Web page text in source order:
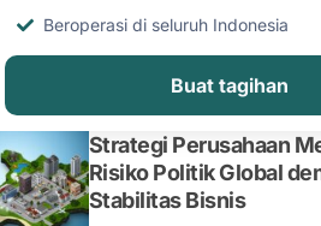
Beroperasi di seluruh Indonesia
Buat tagihan
Strategi Perusahaan
Risiko Politik Global
Stabilitas Bisnis